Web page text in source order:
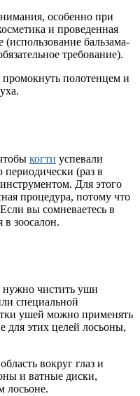
особенно при
и проведенная
бальзама-
требование).
полотенцем и
когти успевали
периодически (раз в
Для этого
процедура, потому что
вы сомневаетесь в
в зоосалон.
нужно чистить уши
специальной
ушей можно применять
для этих целей лосьоны,
вокруг глаз и
и ватные диски,
лосьоне.